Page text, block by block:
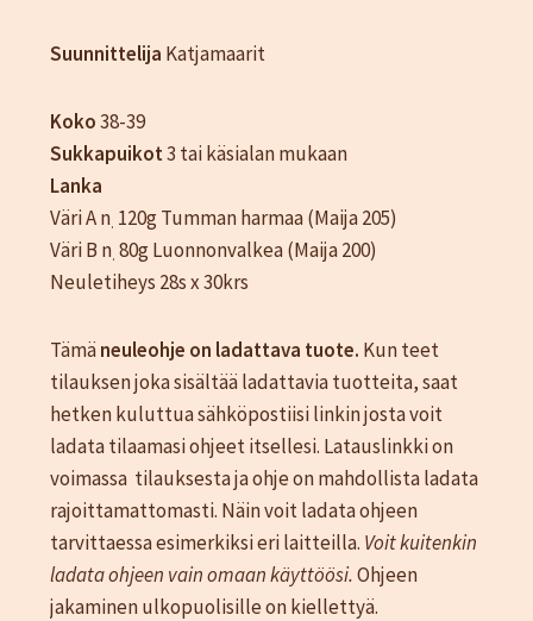
Sesonki tuotteet
Yhteystiedot
TIlaus- ja sopimusehdot
Suunnittelija Katjamaarit
Koko38-39
Sukkapuikot3 tai käsialan mukaan
Lanka
Väri A n. 120g Tumman harmaa (Maija 205)
Väri B n. 80g Luonnonvalkea (Maija 200)
Neuletiheys 28s x 30krs
Tämäneuleohje on ladattava tuote. Kun teet
tilauksen joka sisältää ladattavia tuotteita, saat
hetken kuluttua sähköpostiisi linkin josta voit
ladata tilaamasi ohjeet itsellesi. Latauslinkki on
voimassa tilauksesta ja ohje on mahdollista ladata
rajoittamattomasti. Näin voit ladata ohjeen
tarvittaessa esimerkiksi eri laitteilla. Voit kuitenkin
ladata ohjeen vain omaan käyttöösi.Ohjeen
jakaminen ulkopuolisille on kiellettyä.